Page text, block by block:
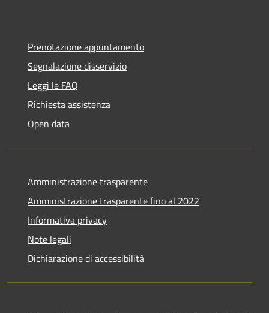
Prenotazione appuntamento
Segnalazione disservizio
Leggi le FAQ
Richiesta assistenza
Open data
Amministrazione trasparente
Amministrazione trasparente fino al 2022
Informativa privacy
Note legali
Dichiarazione di accessibilità